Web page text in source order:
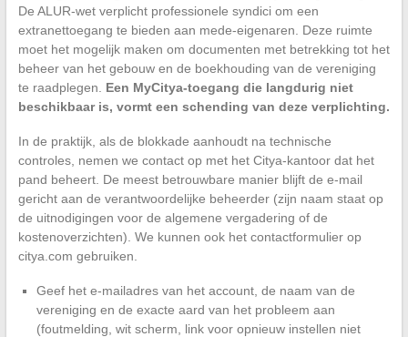
De ALUR-wet verplicht professionele syndici om een
extranettoegang te bieden aan mede-eigenaren. Deze ruimte
moet het mogelijk maken om documenten met betrekking tot het
beheer van het gebouw en de boekhouding van de vereniging
te raadplegen. Een MyCitya-toegang die langdurig niet
beschikbaar is, vormt een schending van deze verplichting.
In de praktijk, als de blokkade aanhoudt na technische
controles, nemen we contact op met het Citya-kantoor dat het
pand beheert. De meest betrouwbare manier blijft de e-mail
gericht aan de verantwoordelijke beheerder (zijn naam staat op
de uitnodigingen voor de algemene vergadering of de
kostenoverzichten). We kunnen ook het contactformulier op
citya.com gebruiken.
Geef het e-mailadres van het account, de naam van de
vereniging en de exacte aard van het probleem aan
(foutmelding, wit scherm, link voor opnieuw instellen niet